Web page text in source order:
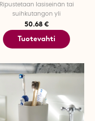
Ripustetaan lasiseinän tai
suihkutangon yli
50.68 €
Tuotevahti